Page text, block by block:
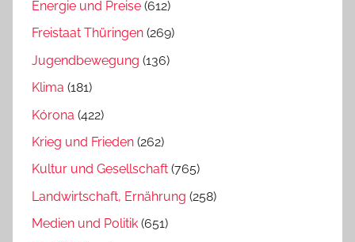
Energie und Preise (612)
Freistaat Thüringen (269)
Jugendbewegung (136)
Klima (181)
Kórona (422)
Krieg und Frieden (262)
Kultur und Gesellschaft (765)
Landwirtschaft, Ernährung (258)
Medien und Politik (651)